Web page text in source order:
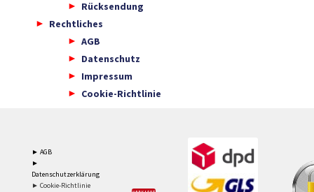
Rücksendung
Rechtliches
AGB
Datenschutz
Impressum
Cookie-Richtlinie
► AGB
►
Datenschutzerklärung
► Cookie-Richtlinie